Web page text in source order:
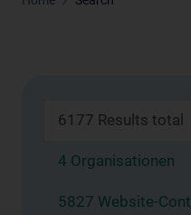
6177 Results total
4 Organisationen
5827 Website-